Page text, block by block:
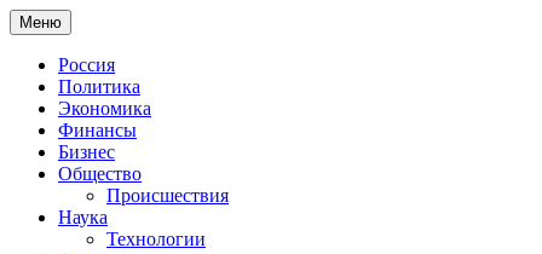
Меню
Россия
Политика
Экономика
Финансы
Бизнес
Общество
Происшествия
Наука
Технологии